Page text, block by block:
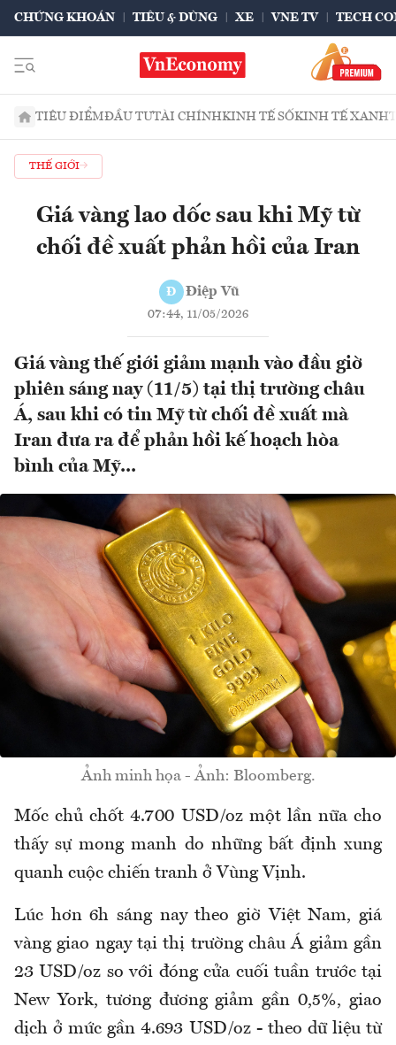
CHỨNG KHOÁN TIÊU & DÙNG XE VNE TV TECH
TIÊU ĐIỂMĐẦU TƯTÀI CHÍNHKINH TẾ SỐKINH TẾ XANH
THẾ GIỚI
Giá vàng lao dốc sau khi Mỹ từ
chối đề xuất phản hồi của Iran
Đ Điệp Vũ
07:44, 11/05/2026
Giá vàng thế giới giảm mạnh vào đầu giờ
phiên sáng nay (11/5) tại thị trường châu
Á, sau khi có tin Mỹ từ chối đề xuất mà
Iran đưa ra để phản hồi kế hoạch hòa
bình của Mỹ...
Ảnh minh họa - Ảnh: Bloomberg.
Mốc chủ chốt 4.700 USD/oz một lần nữa cho
thấy sự mong manh do những bất định xung
quanh cuộc chiến tranh ở Vùng Vịnh.
Lúc hơn 6h sáng nay theo giờ Việt Nam, giá
vàng giao ngay tại thị trường châu Á giảm gần
23 USD/oz so với đóng cửa cuối tuần trước tại
New York, tương đương giảm gần 0,5%, giao
dịch ở mức gần 4.693 USD/oz - theo dữ liệu từ